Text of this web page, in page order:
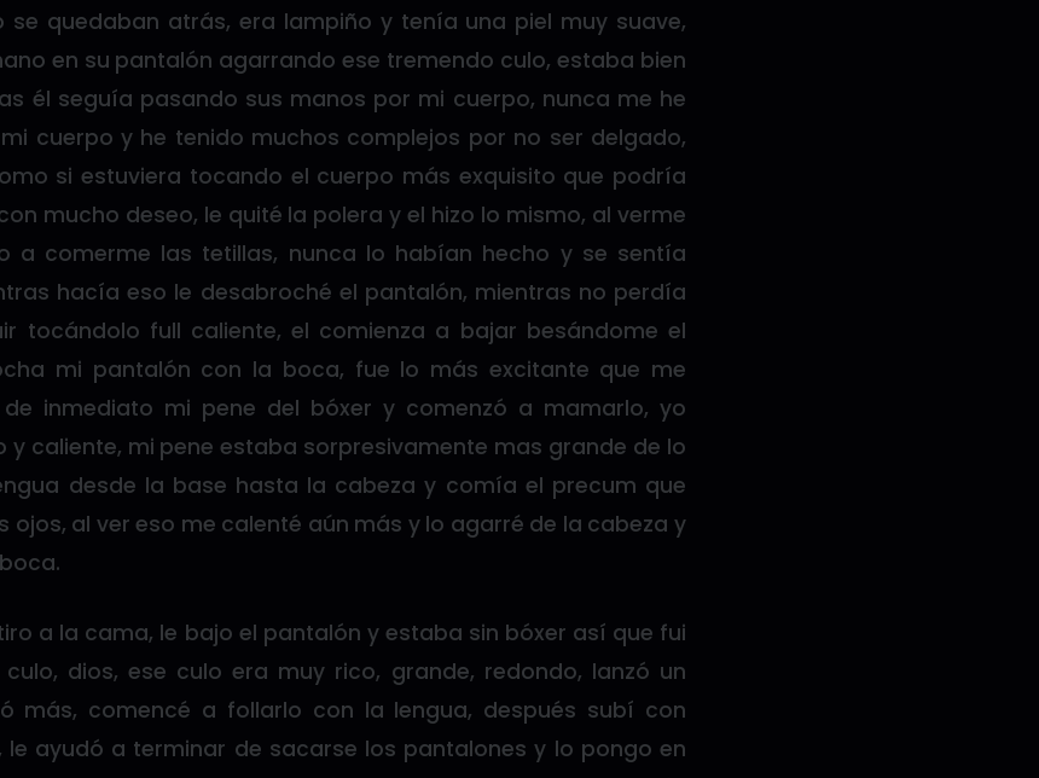
quedaban atrás, era lampiño y tenía una piel muy suave,
en su pantalón agarrando ese tremendo culo, estaba bien
él seguía pasando sus manos por mi cuerpo, nunca me he
cuerpo y he tenido muchos complejos por no ser delgado,
si estuviera tocando el cuerpo más exquisito que podría
mucho deseo, le quité la polera y el hizo lo mismo, al verme
a comerme las tetillas, nunca lo habían hecho y se sentía
hacía eso le desabroché el pantalón, mientras no perdía
tocándolo full caliente, el comienza a bajar besándome el
mi pantalón con la boca, fue lo más excitante que me
inmediato mi pene del bóxer y comenzó a mamarlo, yo
y caliente, mi pene estaba sorpresivamente mas grande de lo
desde la base hasta la cabeza y comía el precum que
ojos, al ver eso me calenté aún más y lo agarré de la cabeza y
a la cama, le bajo el pantalón y estaba sin bóxer así que fui
dios, ese culo era muy rico, grande, redondo, lanzó un
más, comencé a follarlo con la lengua, después subí con
le ayudó a terminar de sacarse los pantalones y lo pongo en